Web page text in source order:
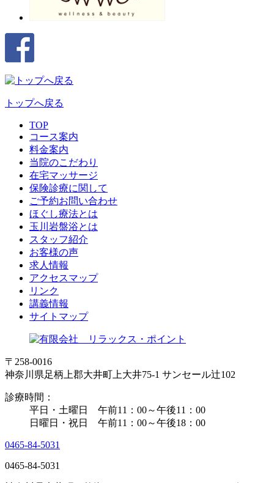
トップへ戻る
TOP
コース案内
料金案内
当院のこだわり
在宅マッサージ
保険診療に関して
ご予約お問い合わせ
ほぐし療法とは
玉川岩盤浴とは
スタッフ紹介
お客様の声
求人情報
アクセスマップ
リンク
講義情報
サイトマップ
〒258-0016
神奈川県足柄上郡大井町上大井75-1 サンセール辻102
診療時間：
平日・土曜日 午前11：00～午後11：00
日曜日・祝日 午前11：00～午後18：00
0465-84-5031
0465-84-5031